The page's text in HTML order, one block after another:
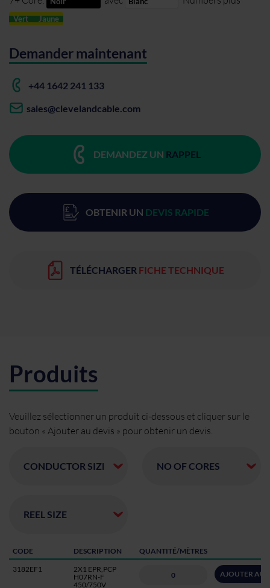
Vert Jaune
Demander maintenant
+44 1642 241 133
sales@clevelandcable.com
DEMANDEZ UN RAPPEL
OBTENIR UN DEVIS RAPIDE
TÉLÉCHARGER FICHE TECHNIQUE
Produits
Veuillez sélectionner un produit ci-dessous et cliquer sur le
bouton « Ajouter au devis » pour obtenir un devis.
CODE DESCRIPTION
QUANTITÉ/MÈTRES
3182EF1
2X1 EPR,PCP
H07RN-F
450/750V
AJOUTER AU